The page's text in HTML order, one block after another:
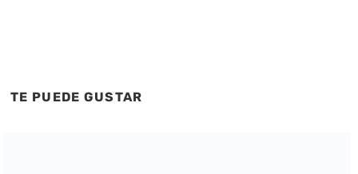
TE PUEDE GUSTAR